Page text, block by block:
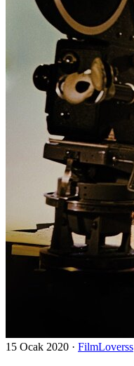
15 Ocak 2020 · FilmLoverss